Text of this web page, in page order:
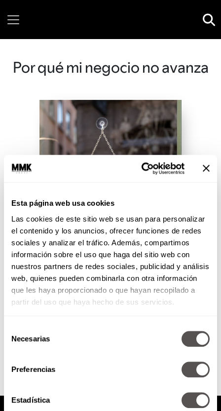
Esta página web usa cookies
Las cookies de este sitio web se usan para personalizar
el contenido y los anuncios, ofrecer funciones de redes
sociales y analizar el tráfico. Además, compartimos
información sobre el uso que haga del sitio web con
nuestros partners de redes sociales, publicidad y análisis
web, quienes pueden combinarla con otra información
que les haya proporcionado o que hayan recopilado a
partir del uso que haya hecho de sus servicios.
Necesarias
Preferencias
Estadística
Por qué mi negocio no avanza
Las 3 causas de muerte para tu
negocio
Para todos nuestros
cuentahabientes
emprendedores, les decimos
cuáles son las 3 cosas que están